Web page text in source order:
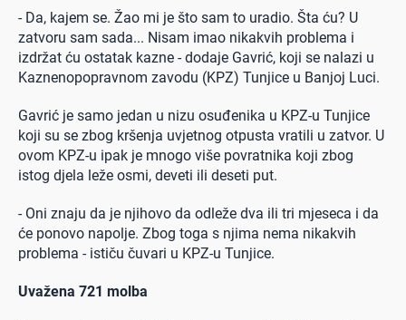
- Da, kajem se. Žao mi je što sam to uradio. Šta ću? U
zatvoru sam sada... Nisam imao nikakvih problema i
izdržat ću ostatak kazne - dodaje Gavrić, koji se nalazi u
Kaznenopopravnom zavodu (KPZ) Tunjice u Banjoj Luci.
Gavrić je samo jedan u nizu osuđenika u KPZ-u Tunjice
koji su se zbog kršenja uvjetnog otpusta vratili u zatvor. U
ovom KPZ-u ipak je mnogo više povratnika koji zbog
istog djela leže osmi, deveti ili deseti put.
- Oni znaju da je njihovo da odleže dva ili tri mjeseca i da
će ponovo napolje. Zbog toga s njima nema nikakvih
problema - ističu čuvari u KPZ-u Tunjice.
Uvažena 721 molba